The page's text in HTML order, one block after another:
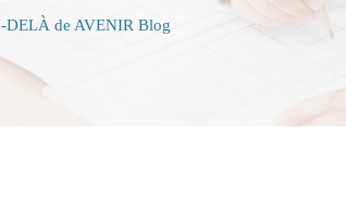
DELÀ de AVENIR Blog